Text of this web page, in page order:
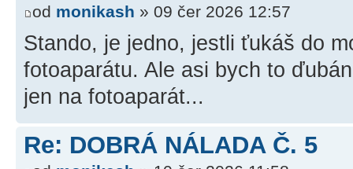
od monikash » 09 čer 2026 12:57
Stando, je jedno, jestli ťukáš do
fotoaparátu. Ale asi bych to
jen na fotoaparát...
Re: DOBRÁ NÁLADA Č. 5